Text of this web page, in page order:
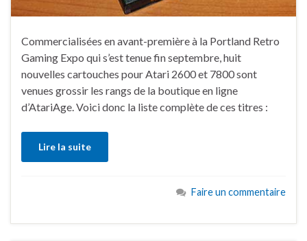
Commercialisées en avant-première à la Portland Retro
Gaming Expo qui s’est tenue fin septembre, huit
nouvelles cartouches pour Atari 2600 et 7800 sont
venues grossir les rangs de la boutique en ligne
d’AtariAge. Voici donc la liste complète de ces titres :
Lire la suite
Faire un commentaire